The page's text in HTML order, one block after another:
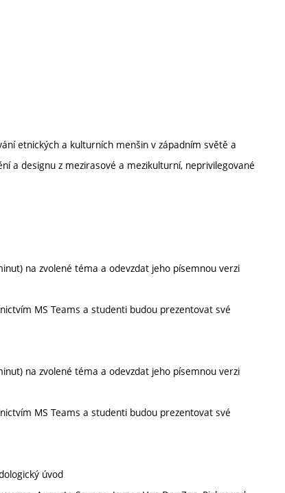
etnických a kulturních menšin v západním světě a
a designu z mezirasové a mezikulturní, neprivilegované
na zvolené téma a odevzdat jeho písemnou verzi
MS Teams a studenti budou prezentovat své
na zvolené téma a odevzdat jeho písemnou verzi
MS Teams a studenti budou prezentovat své
úvod